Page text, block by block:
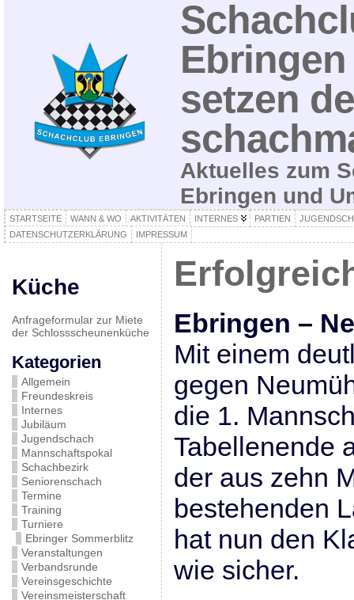
setzen
Aktuelles zum
Ebringen und
STARTSEITE WANN & WO AKTIVITÄTEN INTERNES PARTIEN
DATENSCHUTZERKLÄRUNG
IMPRESSUM
Küche
Anfrageformular zur Miete
der Schlossscheunenküche
Kategorien
Allgemein
Freundeskreis
Internes
Jubiläum
Jugendschach
Mannschaftspokal
Schachbezirk
Seniorenschach
Termine
Training
Turniere
Ebringer Sommerblitz
Veranstaltungen
Verbandsrunde
Vereinsgeschichte
Vereinsmeisterschaft
Ebringen –
Mit einem
gegen
die 1.
Tabellenende
der aus zehn
bestehenden
hat nun den
wie sicher.